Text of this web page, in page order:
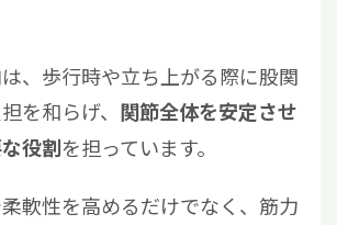
、歩行時や立ち上がる際に股関
を和らげ、 関節全体を安定させ
役割を担っています。
軟性を高めるだけでなく、筋力